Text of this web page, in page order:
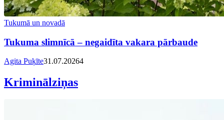
Tukumā un novadā
Tukuma slimnīcā – negaidīta vakara pārbaude
Agita Puķīte31.07.20264
Kriminālziņas